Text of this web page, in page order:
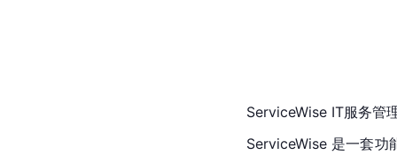
ServiceWise IT服务管
ServiceWise 是一套功